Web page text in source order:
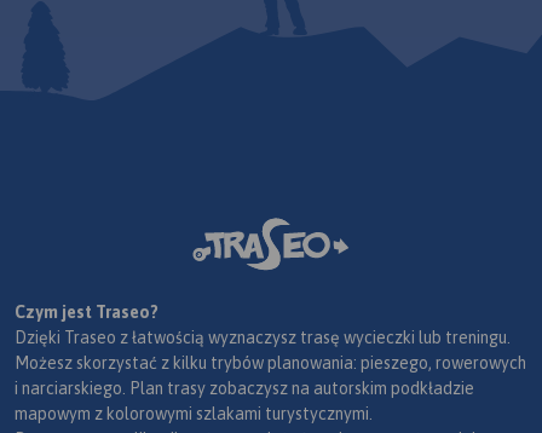
Czym jest Traseo?
Dzięki Traseo z łatwością wyznaczysz trasę wycieczki lub treningu.
Możesz skorzystać z kilku trybów planowania: pieszego, rowerowych
i narciarskiego. Plan trasy zobaczysz na autorskim podkładzie
mapowym z kolorowymi szlakami turystycznymi.